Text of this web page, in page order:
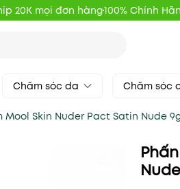
20K mọi đơn hàng100% Chính
Chăm sóc da Chăm sóc
Mool Skin Nuder Pact Satin Nude